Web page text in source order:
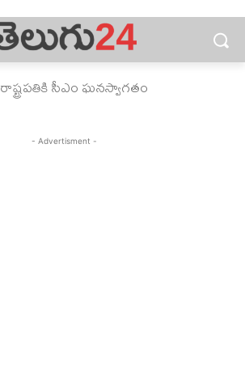
రాష్ట్రపతికి సీఎం ఘనస్వాగతం
- Advertisment -